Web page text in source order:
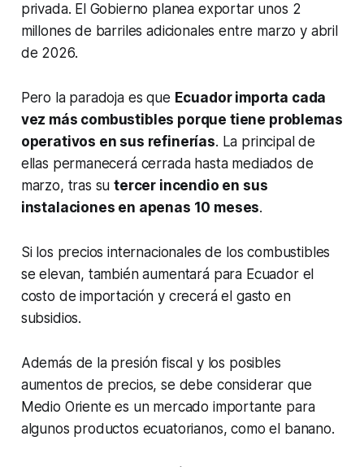
privada. El Gobierno planea exportar unos 2
millones de barriles adicionales entre marzo y abril
de 2026.
Pero la paradoja es que Ecuador importa cada
vez más combustibles porque tiene problemas
operativos en sus refinerías. La principal de
ellas permanecerá cerrada hasta mediados de
marzo, tras sutercer incendio en sus
instalaciones en apenas 10 meses.
Si los precios internacionales de los combustibles
se elevan, también aumentará para Ecuador el
costo de importación y crecerá el gasto en
subsidios.
Además de la presión fiscal y los posibles
aumentos de precios, se debe considerar que
Medio Oriente es un mercado importante para
algunos productos ecuatorianos, como el banano.